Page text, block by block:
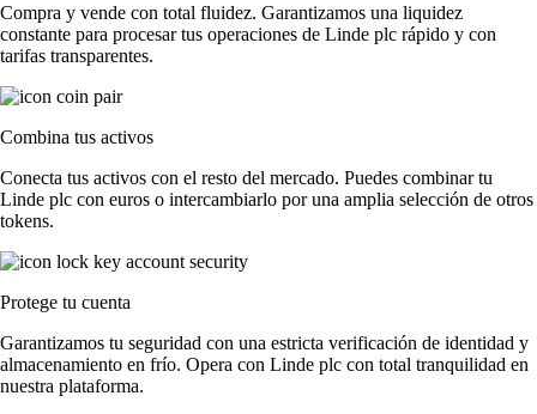
Compra y vende con total fluidez. Garantizamos una liquidez
constante para procesar tus operaciones de Linde plc rápido y con
tarifas transparentes.
Combina tus activos
Conecta tus activos con el resto del mercado. Puedes combinar tu
Linde plc con euros o intercambiarlo por una amplia selección de otros
tokens.
Protege tu cuenta
Garantizamos tu seguridad con una estricta verificación de identidad y
almacenamiento en frío. Opera con Linde plc con total tranquilidad en
nuestra plataforma.